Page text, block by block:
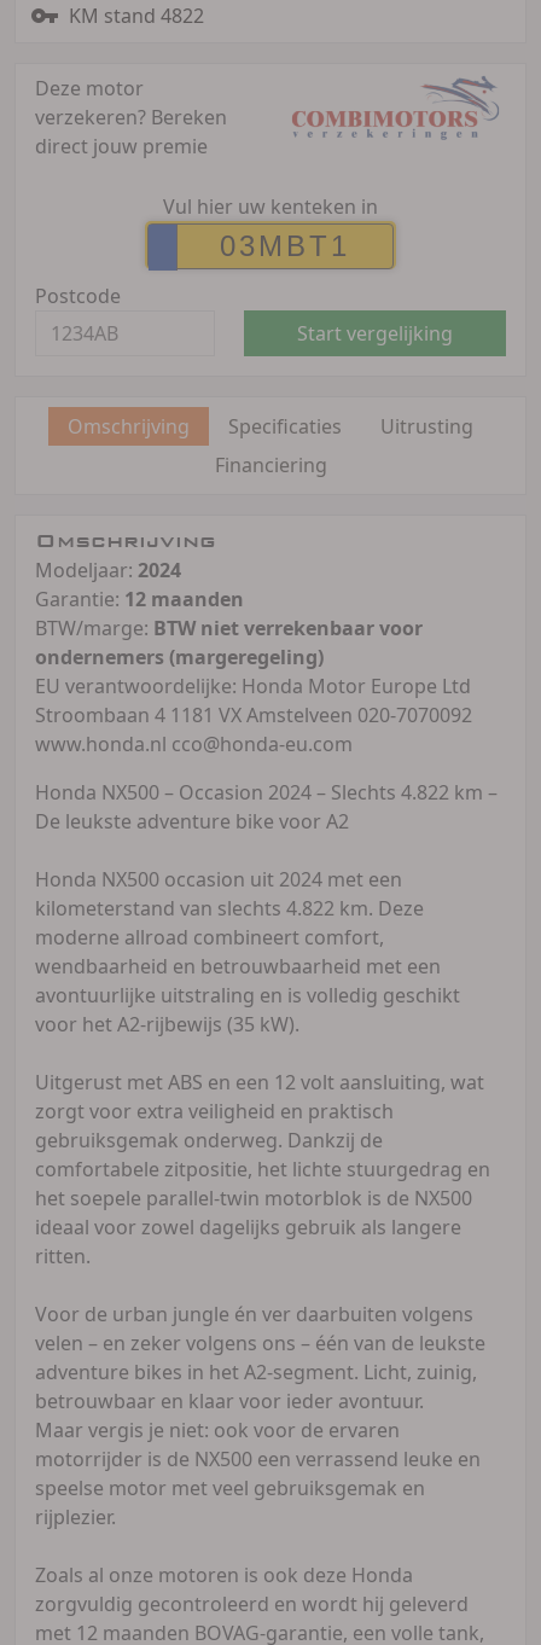
KM stand 4822
Deze motor
verzekeren? Bereken
direct jouw premie
Vul hier uw kenteken in
Postcode
Start vergelijking
Omschrijving Specificaties
Uitrusting
Financiering
Omschrijving
Modeljaar: 2024
Garantie: 12 maanden
BTW/marge: BTW niet verrekenbaar voor
ondernemers (margeregeling)
EU verantwoordelijke: Honda Motor Europe Ltd
Stroombaan 4 1181 VX Amstelveen 020-7070092
www.honda.nl cco@honda-eu.com
Honda NX500 – Occasion 2024 – Slechts 4.822 km –
De leukste adventure bike voor A2
Honda NX500 occasion uit 2024 met een
kilometerstand van slechts 4.822 km. Deze
moderne allroad combineert comfort,
wendbaarheid en betrouwbaarheid met een
avontuurlijke uitstraling en is volledig geschikt
voor het A2-rijbewijs (35 kW).
Uitgerust met ABS en een 12 volt aansluiting, wat
zorgt voor extra veiligheid en praktisch
gebruiksgemak onderweg. Dankzij de
comfortabele zitpositie, het lichte stuurgedrag en
het soepele parallel-twin motorblok is de NX500
ideaal voor zowel dagelijks gebruik als langere
ritten.
Voor de urban jungle én ver daarbuiten volgens
velen – en zeker volgens ons – één van de leukste
adventure bikes in het A2-segment. Licht, zuinig,
betrouwbaar en klaar voor ieder avontuur.
Maar vergis je niet: ook voor de ervaren
motorrijder is de NX500 een verrassend leuke en
speelse motor met veel gebruiksgemak en
rijplezier.
Zoals al onze motoren is ook deze Honda
zorgvuldig gecontroleerd en wordt hij geleverd
met 12 maanden BOVAG-garantie, een volle tank,